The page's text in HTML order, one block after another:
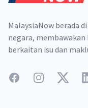
MalaysiaNow berada
negara,
berkaitan isu dan
FacebookInstagramTwitter